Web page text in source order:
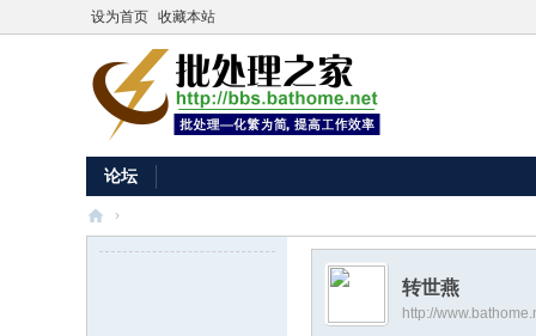
设为首页 收藏本站
论坛
批
›
转世燕
http://